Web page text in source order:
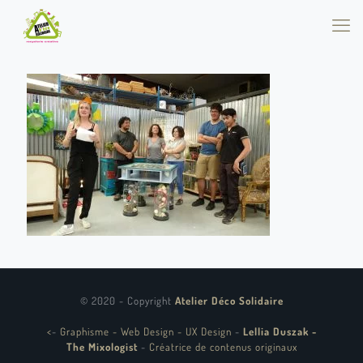
© 2020 - Copyright Atelier Déco Solidaire
<- Graphisme - Web Design - UX Design - Lellia Duszak -
The Mixologist - Créatrice de contenus originaux